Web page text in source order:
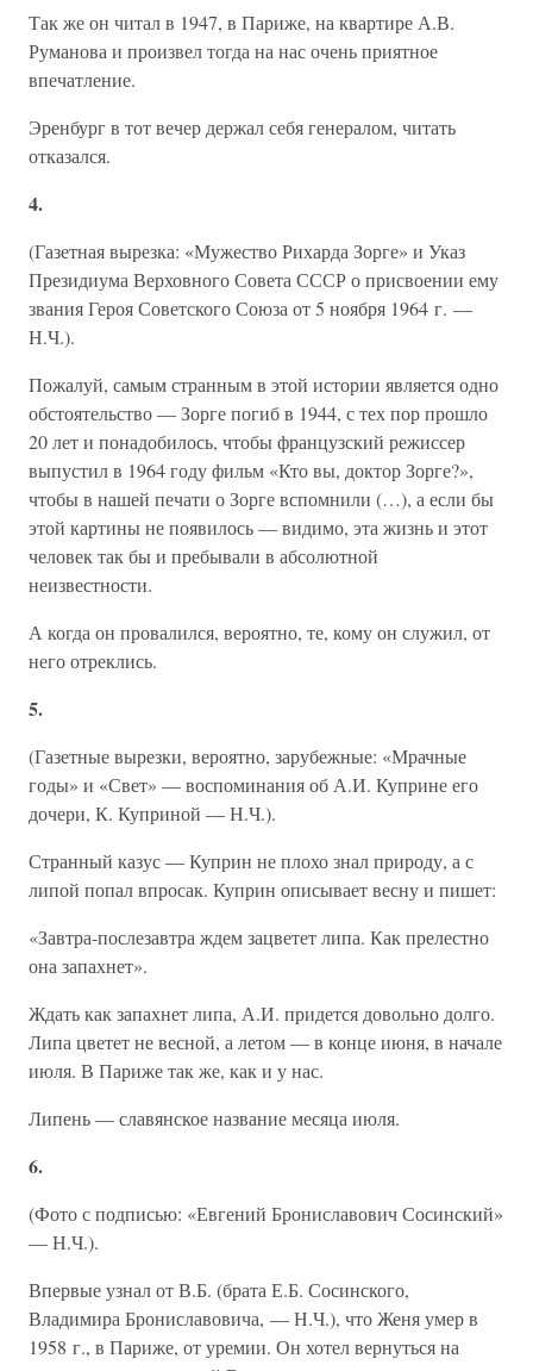
Так же он читал в 1947, в Париже, на квартире А.В.
Руманова и произвел тогда на нас очень приятное
впечатление.
Эренбург в тот вечер держал себя генералом, читать
отказался.
4.
(Газетная вырезка: «Мужество Рихарда Зорге» и Указ
Президиума Верховного Совета СССР о присвоении ему
звания Героя Советского Союза от 5 ноября 1964 г. —
Н.Ч.).
Пожалуй, самым странным в этой истории является одно
обстоятельство — Зорге погиб в 1944, с тех пор прошло
20 лет и понадобилось, чтобы французский режиссер
выпустил в 1964 году фильм «Кто вы, доктор Зорге?»,
чтобы в нашей печати о Зорге вспомнили (…), а если бы
этой картины не появилось — видимо, эта жизнь и этот
человек так бы и пребывали в абсолютной
неизвестности.
А когда он провалился, вероятно, те, кому он служил, от
него отреклись.
5.
(Газетные вырезки, вероятно, зарубежные: «Мрачные
годы» и «Свет» — воспоминания об А.И. Куприне его
дочери, К. Куприной — Н.Ч.).
Странный казус — Куприн не плохо знал природу, а с
липой попал впросак. Куприн описывает весну и пишет:
«Завтра-послезавтра ждем зацветет липа. Как прелестно
она запахнет».
Ждать как запахнет липа, А.И. придется довольно долго.
Липа цветет не весной, а летом — в конце июня, в начале
июля. В Париже так же, как и у нас.
Липень — славянское название месяца июля.
6.
(Фото с подписью: «Евгений Брониславович Сосинский»
— Н.Ч.).
Впервые узнал от В.Б. (брата Е.Б. Сосинского,
Владимира Брониславовича, — Н.Ч.), что Женя умер в
1958 г., в Париже, от уремии. Он хотел вернуться на